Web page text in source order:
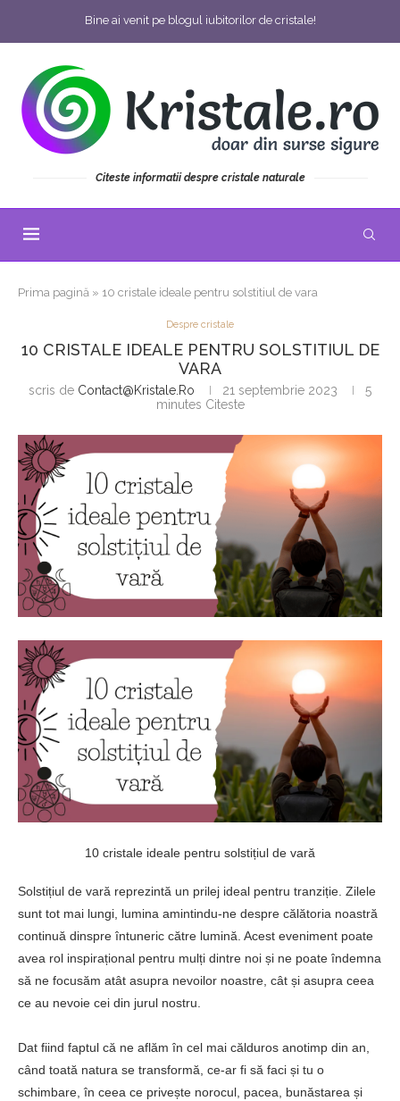
Bine ai venit pe blogul iubitorilor de cristale!
Citeste informatii despre cristale naturale
Prima pagină » 10 cristale ideale pentru solstitiul de vara
Despre cristale
10 CRISTALE IDEALE PENTRU SOLSTITIUL DE
VARA
scris de Contact@kristale.ro 21 septembrie 2023
5
minutes Citeste
10 cristale ideale pentru solstițiul de vară
Solstițiul de vară reprezintă un prilej ideal pentru tranziție. Zilele
sunt tot mai lungi, lumina amintindu-ne despre călătoria noastră
continuă dinspre întuneric către lumină. Acest eveniment poate
avea rol inspirațional pentru mulți dintre noi și ne poate îndemna
să ne focusăm atât asupra nevoilor noastre, cât și asupra ceea
ce au nevoie cei din jurul nostru.
Dat fiind faptul că ne aflăm în cel mai călduros anotimp din an,
când toată natura se transformă, ce-ar fi să faci și tu o
schimbare, în ceea ce privește norocul, pacea, bunăstarea și